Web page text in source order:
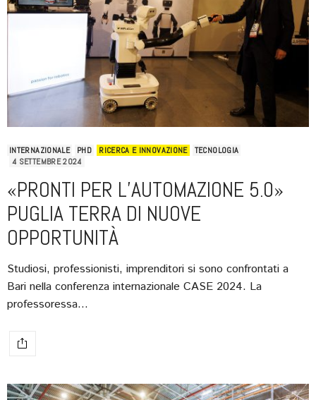
INTERNAZIONALE PHD RICERCA E INNOVAZIONE
TECNOLOGIA
4 SETTEMBRE 2024
«PRONTI PER L’AUTOMAZIONE 5.0»
PUGLIA TERRA DI NUOVE
OPPORTUNITÀ
Studiosi, professionisti, imprenditori si sono confrontati a
Bari nella conferenza internazionale CASE 2024. La
professoressa…